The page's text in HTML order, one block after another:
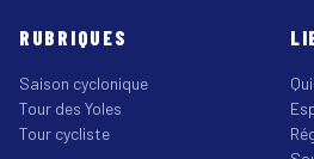
RUBRIQUES
Saison cyclonique
Tour des Yoles
Tour cycliste